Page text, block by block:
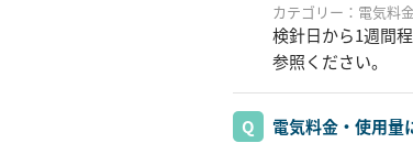
カテゴリー：電気料
検針日から1週間
参照ください。
電気料金・使用量